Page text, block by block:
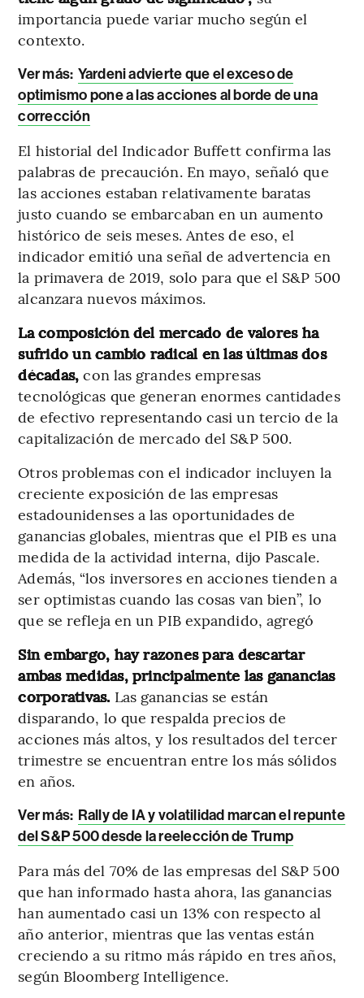
importancia puede variar mucho según el
contexto.
Ver más: Yardeni advierte que el exceso de
optimismo pone a las acciones al borde de una
corrección
El historial del Indicador Buffett confirma las
palabras de precaución. En mayo, señaló que
las acciones estaban relativamente baratas
justo cuando se embarcaban en un aumento
histórico de seis meses. Antes de eso, el
indicador emitió una señal de advertencia en
la primavera de 2019, solo para que el S&P 500
alcanzara nuevos máximos.
La composición del mercado de valores ha
sufrido un cambio radical en las últimas dos
décadas, con las grandes empresas
tecnológicas que generan enormes cantidades
de efectivo representando casi un tercio de la
capitalización de mercado del S&P 500.
Otros problemas con el indicador incluyen la
creciente exposición de las empresas
estadounidenses a las oportunidades de
ganancias globales, mientras que el PIB es una
medida de la actividad interna, dijo Pascale.
Además, “los inversores en acciones tienden a
ser optimistas cuando las cosas van bien”, lo
que se refleja en un PIB expandido, agregó
Sin embargo, hay razones para descartar
ambas medidas, principalmente las ganancias
corporativas. Las ganancias se están
disparando, lo que respalda precios de
acciones más altos, y los resultados del tercer
trimestre se encuentran entre los más sólidos
en años.
Ver más: Rally de IA y volatilidad marcan el repunte
del S&P 500 desde la reelección de Trump
Para más del 70% de las empresas del S&P 500
que han informado hasta ahora, las ganancias
han aumentado casi un 13% con respecto al
año anterior, mientras que las ventas están
creciendo a su ritmo más rápido en tres años,
según Bloomberg Intelligence.